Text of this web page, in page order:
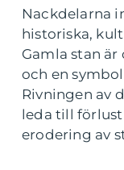
Nackdelarna
historiska,
Gamla stan
och en
Rivningen av
leda till
erodering av